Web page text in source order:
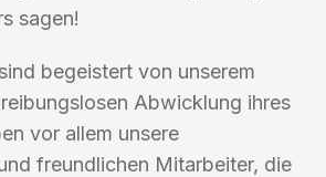
sagen!
begeistert von unserem
Abwicklung ihres
vor allem unsere
freundlichen Mitarbeiter, die